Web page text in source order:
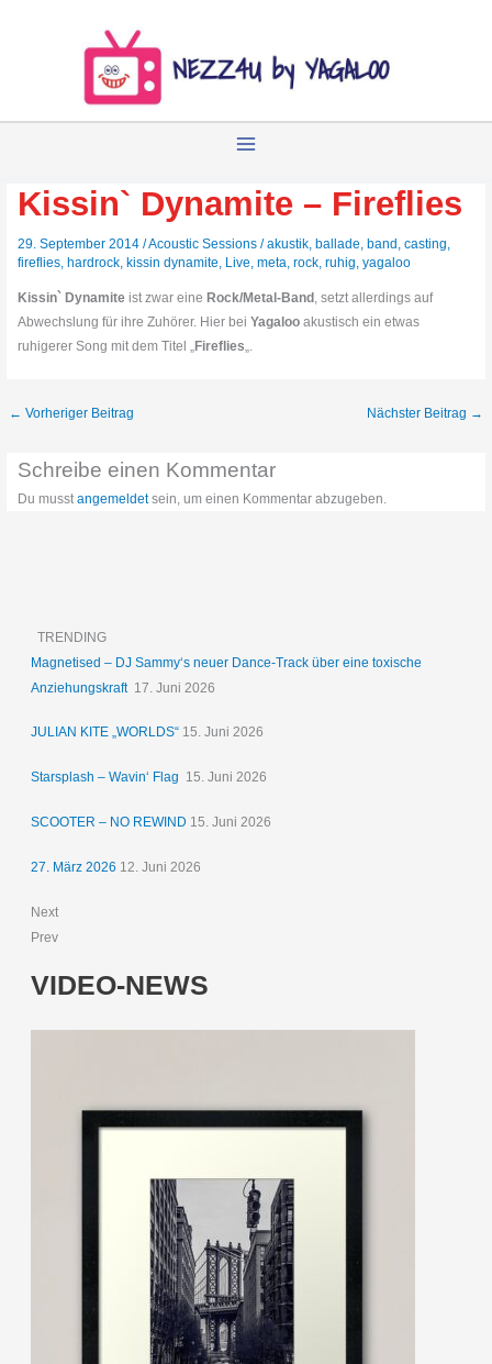
Kissin` Dynamite – Fireflies
29. September 2014/Acoustic Sessions /akustik,ballade,band,casting,
fireflies,hardrock,kissin dynamite, Live,meta,rock,ruhig,yagaloo
Kissin` Dynamite ist zwar eineRock/Metal-Band , setzt allerdings auf
Abwechslung für ihre Zuhörer. Hier beiYagaloo akustisch ein etwas
ruhigerer Song mit dem Titel „Fireflies
← Vorheriger Beitrag Nächster Beitrag →
Schreibe einen Kommentar
Du musstangemeldetsein, um einen Kommentar abzugeben.
TRENDING
Magnetised – DJ Sammy‘s neuer Dance-Track über eine toxische
Anziehungskraft 17. Juni 2026
JULIAN KITE „WORLDS“ 15. Juni 2026
Starsplash – Wavin‘ Flag 15. Juni 2026
SCOOTER – NO REWIND 15. Juni 2026
27. März 2026 12. Juni 2026
Next
Prev
VIDEO-NEWS